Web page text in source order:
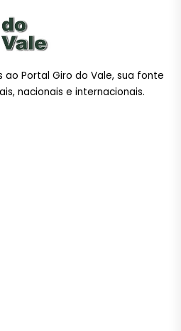
Portal Giro do Vale, sua fonte
nacionais e internacionais.